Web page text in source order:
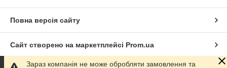
Повна версія сайту
Сайт створено на маркетплейсі Prom.ua
Зараз компанія не може обробляти замовлення та